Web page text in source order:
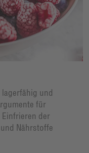
und
für
der
Nährstoffe